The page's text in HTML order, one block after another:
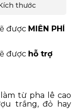
thước
được MIỄN PHÍ
được hỗ trợ
từ pha lê cao
trắng, đỏ hay